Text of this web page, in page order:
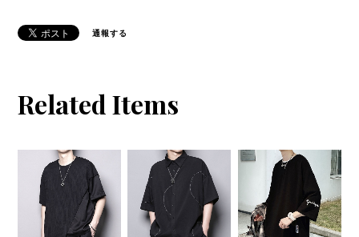
通報する
Related Items